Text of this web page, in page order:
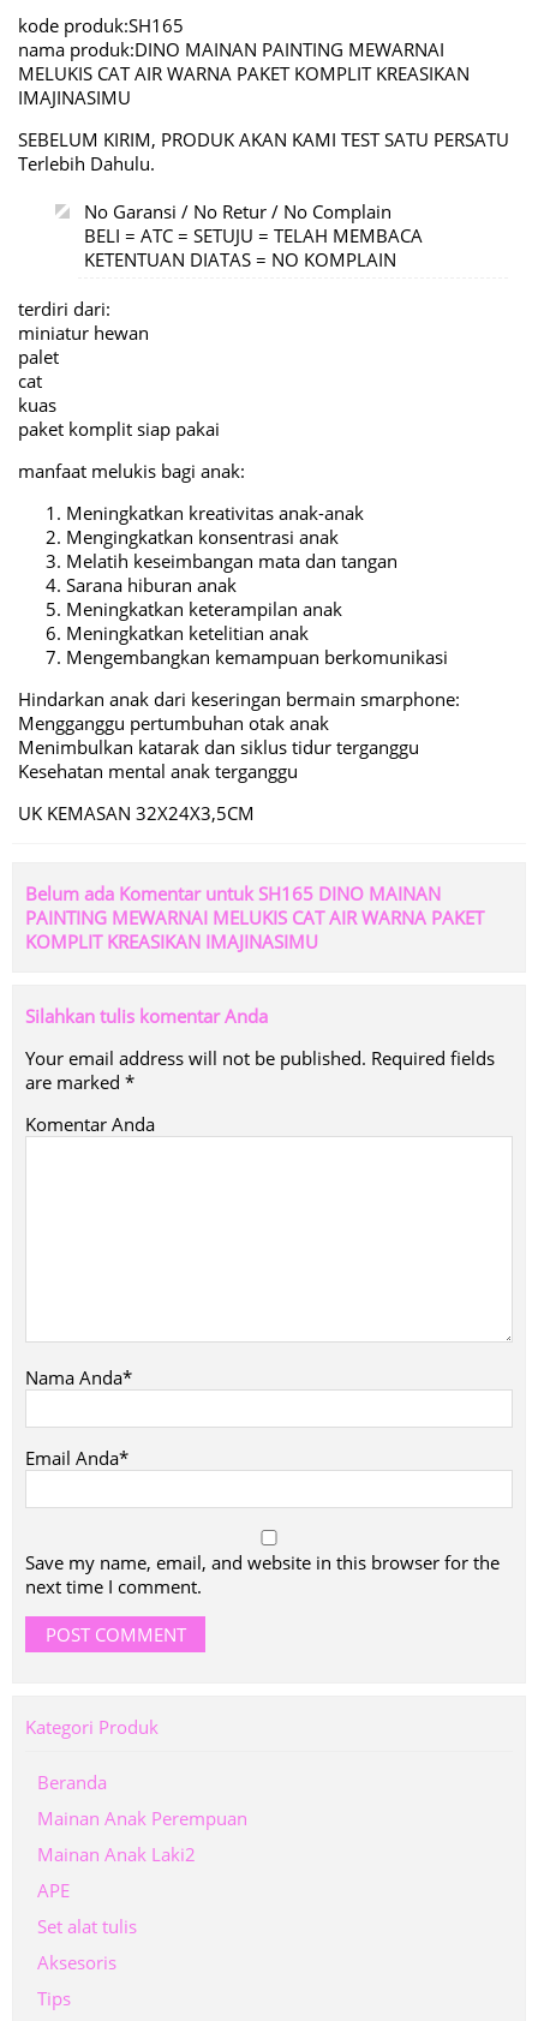
kode produk:SH165
nama produk:DINO MAINAN PAINTING MEWARNAI
MELUKIS CAT AIR WARNA PAKET KOMPLIT KREASIKAN
IMAJINASIMU
SEBELUM KIRIM, PRODUK AKAN KAMI TEST SATU PERSATU
Terlebih Dahulu.
No Garansi / No Retur / No Complain
BELI = ATC = SETUJU = TELAH MEMBACA
KETENTUAN DIATAS = NO KOMPLAIN
terdiri dari:
miniatur hewan
palet
cat
kuas
paket komplit siap pakai
manfaat melukis bagi anak:
Meningkatkan kreativitas anak-anak
Mengingkatkan konsentrasi anak
Melatih keseimbangan mata dan tangan
Sarana hiburan anak
Meningkatkan keterampilan anak
Meningkatkan ketelitian anak
Mengembangkan kemampuan berkomunikasi
Hindarkan anak dari keseringan bermain smarphone:
Mengganggu pertumbuhan otak anak
Menimbulkan katarak dan siklus tidur terganggu
Kesehatan mental anak terganggu
UK KEMASAN 32X24X3,5CM
Belum ada Komentar untuk SH165 DINO MAINAN
PAINTING MEWARNAI MELUKIS CAT AIR WARNA PAKET
KOMPLIT KREASIKAN IMAJINASIMU
Silahkan tulis komentar Anda
Your email address will not be published. Required fields
are marked *
Komentar Anda
Nama Anda*
Email Anda*
Save my name, email, and website in this browser for the
next time I comment.
Kategori Produk
Beranda
Mainan Anak Perempuan
Mainan Anak Laki2
APE
Set alat tulis
Aksesoris
Tips